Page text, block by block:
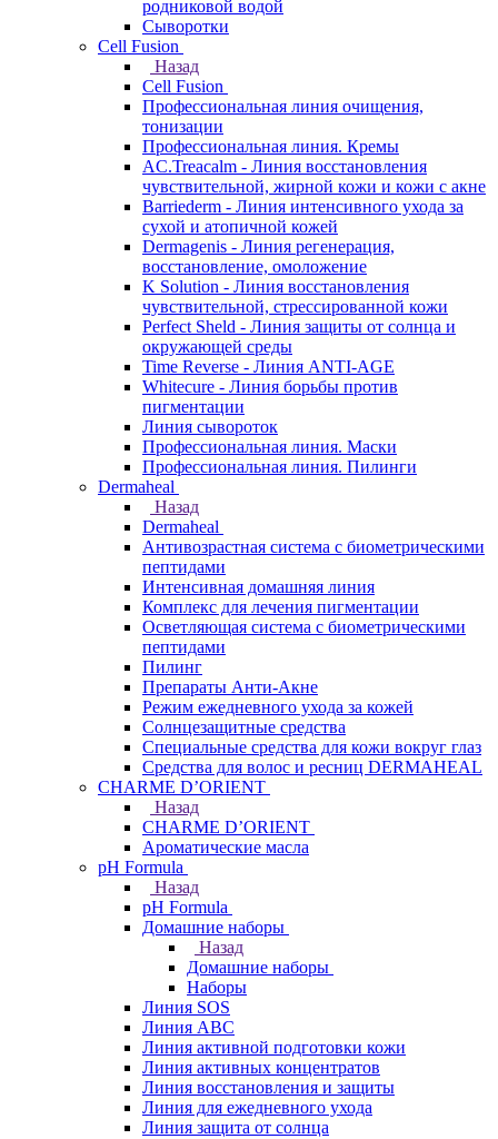
родниковой водой
Сыворотки
Cell Fusion
Назад
Cell Fusion
Профессиональная линия очищения,
тонизации
Профессиональная линия. Кремы
AC.Treacalm - Линия восстановления
чувствительной, жирной кожи и кожи с акне
Barriederm - Линия интенсивного ухода за
сухой и атопичной кожей
Dermagenis - Линия регенерация,
восстановление, омоложение
K Solution - Линия восстановления
чувствительной, стрессированной кожи
Perfect Sheld - Линия защиты от солнца и
окружающей среды
Time Reverse - Линия ANTI-AGE
Whitecure - Линия борьбы против
пигментации
Линия сывороток
Профессиональная линия. Маски
Профессиональная линия. Пилинги
Dermaheal
Назад
Dermaheal
Антивозрастная система с биометрическими
пептидами
Интенсивная домашняя линия
Комплекс для лечения пигментации
Осветляющая система с биометрическими
пептидами
Пилинг
Препараты Анти-Акне
Режим ежедневного ухода за кожей
Солнцезащитные средства
Специальные средства для кожи вокруг глаз
Средства для волос и ресниц DERMAHEAL
CHARME D’ORIENT
Назад
CHARME D’ORIENT
Ароматические масла
pH Formula
Назад
pH Formula
Домашние наборы
Назад
Домашние наборы
Наборы
Линия SOS
Линия АВС
Линия активной подготовки кожи
Линия активных концентратов
Линия восстановления и защиты
Линия для ежедневного ухода
Линия защита от солнца